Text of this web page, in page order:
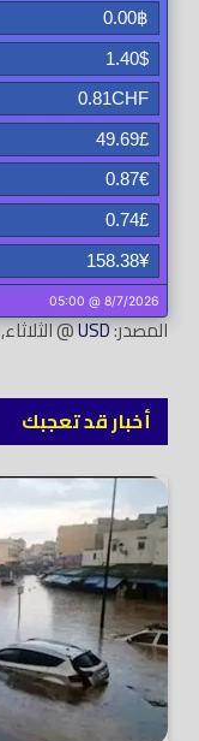
المصدر:USD@ الثلاثاء, 4
أخبار قد تعجبك